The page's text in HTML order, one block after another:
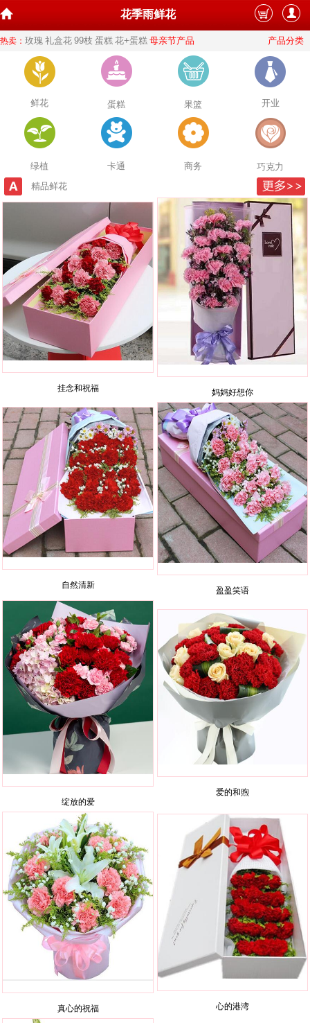
花季雨鲜花
热卖： 玫瑰 礼盒花 99枝 蛋糕 花+蛋糕 母亲节产品 产品分类
鲜花 蛋糕 果篮 开业
绿植 卡通 商务
巧克力
精品鲜花
挂念和祝福 妈妈好想你
自然清新
盈盈笑语
绽放的爱
爱的和煦
真心的祝福 心的港湾